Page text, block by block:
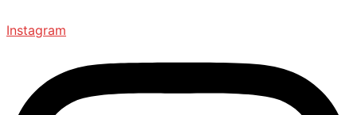
Instagram